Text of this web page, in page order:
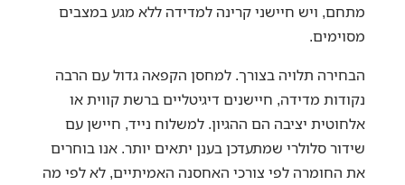
מתחם, ויש חיישני קרינה למדידה ללא מגע במצבים
מסוימים.
הבחירה תלויה בצורך. למחסן הקפאה גדול עם הרבה
נקודות מדידה, חיישנים דיגיטליים ברשת קווית או
אלחוטית יציבה הם ההגיון. למשלוח נייד, חיישן עם
שידור סלולרי שמתעדכן בענן יתאים יותר. אנו בוחרים
את החומרה לפי צורכי האחסנה האמיתיים, לא לפי מה